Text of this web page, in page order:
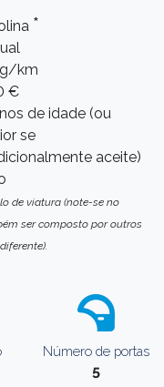
*
km
€
de idade (ou
se
aceite)
de viatura (note-se no
ser composto por outros
Número de portas
5